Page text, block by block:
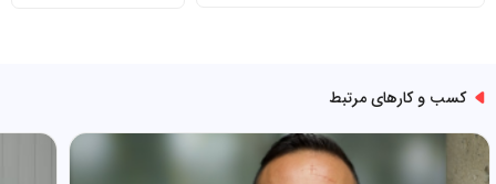
کسب و کارهای مرتبط